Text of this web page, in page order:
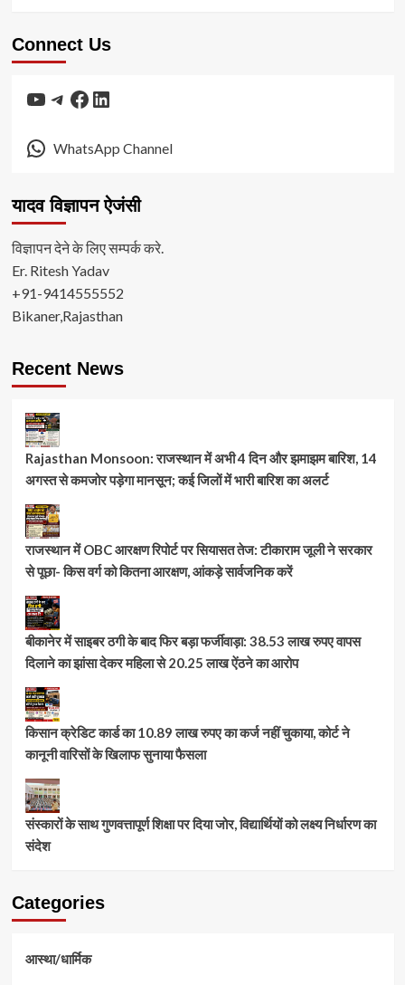
Connect Us
YouTube
Telegram
Facebook
LinkedIn
WhatsApp Channel
यादव विज्ञापन ऐजंसी
विज्ञापन देने के लिए सम्पर्क करे.
Er. Ritesh Yadav
+91-9414555552
Bikaner,Rajasthan
Recent News
Rajasthan Monsoon: राजस्थान में अभी 4 दिन और झमाझम बारिश, 14
अगस्त से कमजोर पड़ेगा मानसून; कई जिलों में भारी बारिश का अलर्ट
राजस्थान में OBC आरक्षण रिपोर्ट पर सियासत तेज: टीकाराम जूली ने सरकार
से पूछा- किस वर्ग को कितना आरक्षण, आंकड़े सार्वजनिक करें
बीकानेर में साइबर ठगी के बाद फिर बड़ा फर्जीवाड़ा: 38.53 लाख रुपए वापस
दिलाने का झांसा देकर महिला से 20.25 लाख ऐंठने का आरोप
किसान क्रेडिट कार्ड का 10.89 लाख रुपए का कर्ज नहीं चुकाया, कोर्ट ने
कानूनी वारिसों के खिलाफ सुनाया फैसला
संस्कारों के साथ गुणवत्तापूर्ण शिक्षा पर दिया जोर, विद्यार्थियों को लक्ष्य निर्धारण का
संदेश
Categories
आस्था/धार्मिक